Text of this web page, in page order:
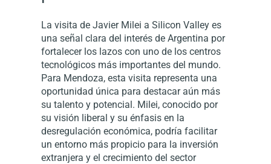
La visita de Javier Milei a Silicon Valley es
una señal clara del interés de Argentina por
fortalecer los lazos con uno de los centros
tecnológicos más importantes del mundo.
Para Mendoza, esta visita representa una
oportunidad única para destacar aún más
su talento y potencial. Milei, conocido por
su visión liberal y su énfasis en la
desregulación económica, podría facilitar
un entorno más propicio para la inversión
extranjera y el crecimiento del sector